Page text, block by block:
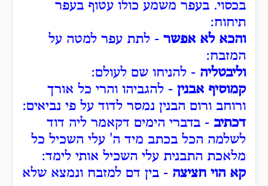
בכסוי. בעפר משמע כולו עטוף בעפר
תיחוח:
והכא לא אפשר - לתת עפר למטה על
המזבח:
וליבטליה - להניחו שם לעולם:
קמוסיף אבנין - להגביהו והרי כל אורך
ורוחב ורום הבנין נמסר לדוד על פי נביאים:
דכתיב - בדברי הימים דקאמר ליה דוד
לשלמה הכל בכתב מיד ה' עלי השכיל כל
מלאכת התבנית עלי השכיל אותי לימד:
קא הוי חציצה - בין דם למזבח ונמצא שלא